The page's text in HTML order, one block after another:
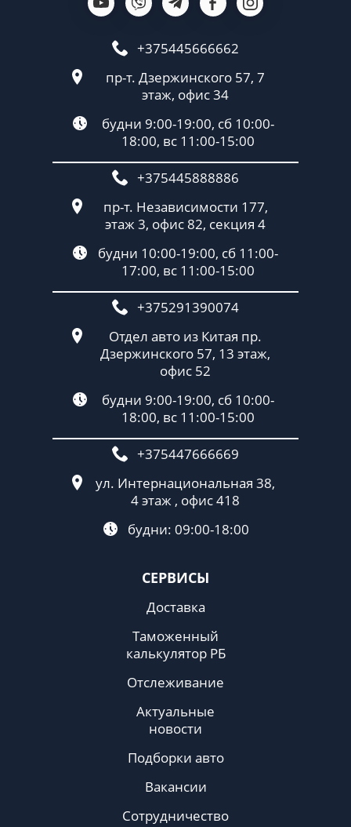
СЕРВИСЫ
Доставка
Таможенный
калькулятор РБ
Отслеживание
Актуальные
новости
Подборки авто
Вакансии
Сотрудничество
+375445666662
пр-т. Дзержинского 57, 7
этаж, офис 34
будни 9:00-19:00, сб 10:00-
18:00, вс 11:00-15:00
+375445888886
пр-т. Независимости 177,
этаж 3, офис 82, секция 4
будни 10:00-19:00, сб 11:00-
17:00, вс 11:00-15:00
+375291390074
Отдел авто из Китая пр.
Дзержинского 57, 13 этаж,
офис 52
будни 9:00-19:00, сб 10:00-
18:00, вс 11:00-15:00
+375447666669
ул. Интернациональная 38,
4 этаж , офис 418
будни: 09:00-18:00